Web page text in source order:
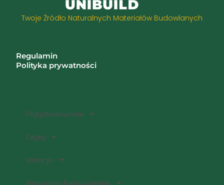
Twoje Źródło Naturalnych Materiałów Budowlanych
Płyty budowlane
Cegły
Izolacja
Naturalne farby ścienne
Regulamin
Polityka prywatności